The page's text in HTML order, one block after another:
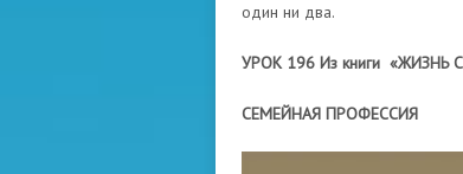
один ни два.
УРОК 196 Из книги «ЖИЗНЬ
СЕМЕЙНАЯ ПРОФЕССИЯ